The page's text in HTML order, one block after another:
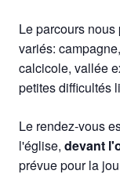
Le parcours
variés:
calcicole, vallée
petites difficultés
Le rendez-vous
l'église, devant
prévue pour la